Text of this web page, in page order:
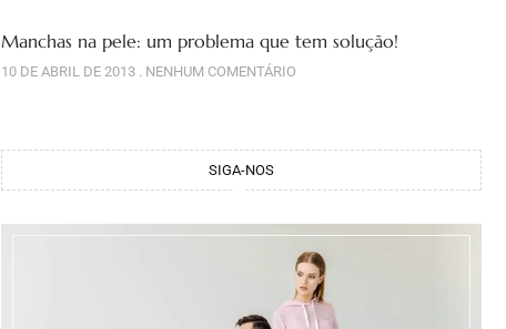
Manchas na pele: um problema que tem solução!
10 DE ABRIL DE 2013 NENHUM COMENTÁRIO
SIGA-NOS